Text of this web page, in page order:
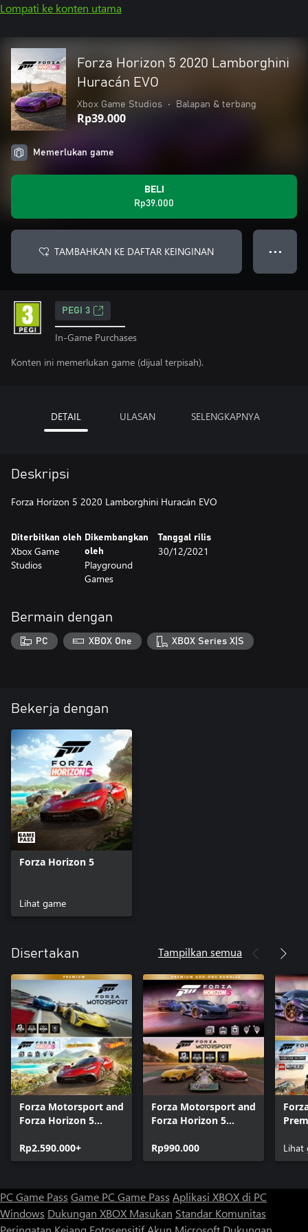
Lompati ke konten utama
Forza Horizon 5 2020 Lamborghini
Huracán EVO
Xbox Game Studios • Balapan & terbang
Rp39.000
Memerlukan game
BELI
Rp39.000
TAMBAHKAN KE DAFTAR KEINGINAN ● ● ●
PEGI 3
In-Game Purchases
Konten ini memerlukan game (dijual terpisah).
DETAIL ULASAN SELENGKAPNYA
Deskripsi
Forza Horizon 5 2020 Lamborghini Huracán EVO
Diterbitkan oleh
Xbox Game
Studios
Dikembangkan
oleh
Playground
Games
Tanggal rilis
30/12/2021
Bermain dengan
PC XBOX One XBOX Series X|S
Bekerja dengan
Forza Horizon 5
Lihat game
Disertakan Tampilkan semua
Forza Motorsport and
Forza Horizon 5
Bundle
Rp2.590.000+
Forza Motorsport and
Forza Horizon 5
Bundle
Rp990.000
Lihat
PC Game Pass Game PC Game Pass Aplikasi XBOX di PC
Windows Dukungan XBOX Masukan Standar Komunitas